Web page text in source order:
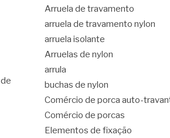
Arruela de travamento
arruela de travamento nylon
arruela isolante
Arruelas de nylon
arrula
buchas de nylon
Comércio de porca auto-
Comércio de porcas
Elementos de fixação